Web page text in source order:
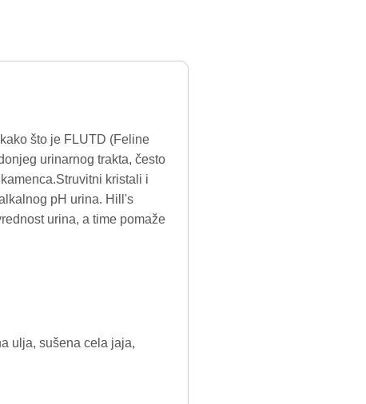
što je FLUTD (Feline
urinarnog trakta, često
kristali i
pH urina. Hill's
urina, a time pomaže
ulja, sušena cela jaja,